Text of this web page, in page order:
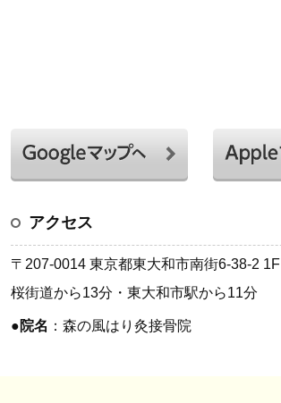
アクセス
〒207-0014 東京都東大和市南街6-38-2 1F
桜街道から13分・東大和市駅から11分
●院名 ：森の風はり灸接骨院